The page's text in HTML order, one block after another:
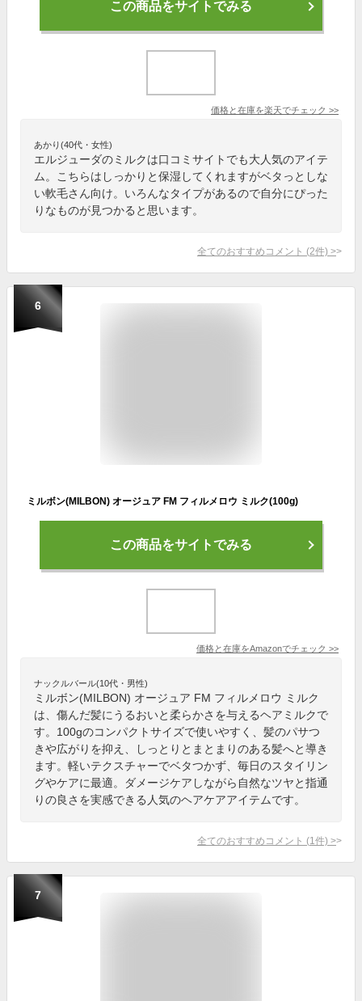
この商品をサイトでみる
価格と在庫を楽天でチェック >>
あかり(40代・女性)
エルジューダのミルクは口コミサイトでも大人気のアイテ
ム。こちらはしっかりと保湿してくれますがベタっとしな
い軟毛さん向け。いろんなタイプがあるので自分にぴった
りなものが見つかると思います。
全てのおすすめコメント (2件) >
6
ミルボン(MILBON) オージュア FM フィルメロウ ミルク(100g)
この商品をサイトでみる
価格と在庫をAmazonでチェック >>
ナックルバール(10代・男性)
ミルボン(MILBON) オージュア FM フィルメロウ ミルク
は、傷んだ髪にうるおいと柔らかさを与えるヘアミルクで
す。100gのコンパクトサイズで使いやすく、髪のパサつ
きや広がりを抑え、しっとりとまとまりのある髪へと導き
ます。軽いテクスチャーでベタつかず、毎日のスタイリン
グやケアに最適。ダメージケアしながら自然なツヤと指通
りの良さを実感できる人気のヘアケアアイテムです。
全てのおすすめコメント (1 件) >
7